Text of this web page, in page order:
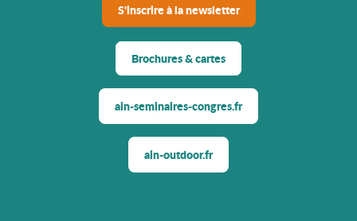
S'inscrire à la newsletter
Brochures & cartes
ain-seminaires-congres.fr
ain-outdoor.fr